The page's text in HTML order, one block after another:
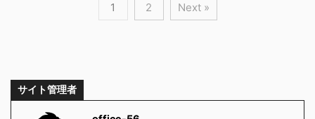
1 2 Next »
サイト管理者